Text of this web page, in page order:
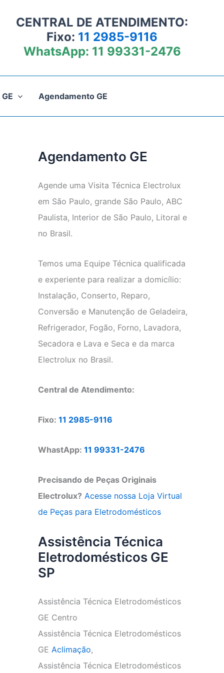
CENTRAL DE ATENDIMENTO:
Fixo: 11 2985-9116
WhatsApp: 11 99331-2476
Agendamento GE
Agendamento GE
Agende uma Visita Técnica Electrolux
em São Paulo, grande São Paulo, ABC
Paulista, Interior de São Paulo, Litoral e
no Brasil.
Temos uma Equipe Técnica qualificada
e experiente para realizar a domicílio:
Instalação, Conserto, Reparo,
Conversão e Manutenção de Geladeira,
Refrigerador, Fogão, Forno, Lavadora,
Secadora e Lava e Seca e da marca
Electrolux no Brasil.
Central de Atendimento:
Fixo: 11 2985-9116
WhastApp: 11 99331-2476
Precisando de Peças Originais
Electrolux? Acesse nossa Loja Virtual
de Peças para Eletrodomésticos
Assistência Técnica
Eletrodomésticos GE
SP
Assistência Técnica Eletrodomésticos
GE Centro
Assistência Técnica Eletrodomésticos
GE Aclimação,
Assistência Técnica Eletrodomésticos